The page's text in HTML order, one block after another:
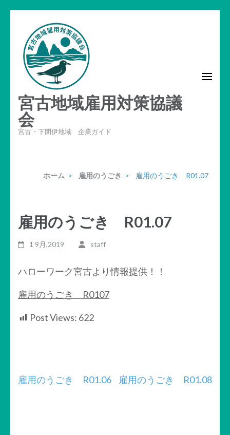
ス
ッ
宮古地域雇用対策協議
会
宮古・下閉伊地域 企業ガイド
ホーム > 雇用のうごき > 雇用のうごき R01.07
雇用のうごき R01.07
1 9月,2019 staff
ハローワーク宮古より情報提供！！
雇用のうごき R0107
Post Views: 622
投
雇用のうごき R01.06 雇用のうごき R01.08